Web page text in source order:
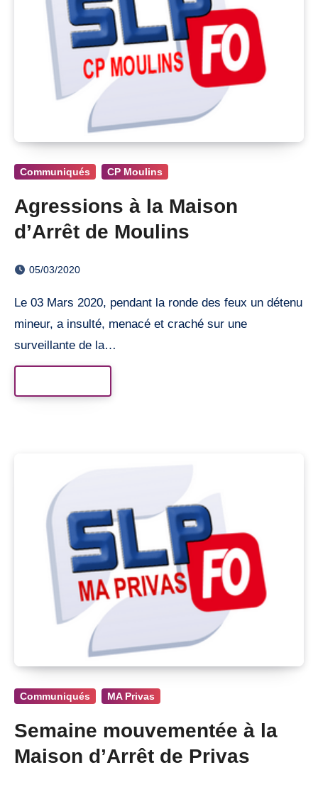
Communiqués CP Moulins
Agressions à la Maison
d’Arrêt de Moulins
05/03/2020
Le 03 Mars 2020, pendant la ronde des feux un détenu
mineur, a insulté, menacé et craché sur une
surveillante de la…
Communiqués MA Privas
Semaine mouvementée à la
Maison d’Arrêt de Privas